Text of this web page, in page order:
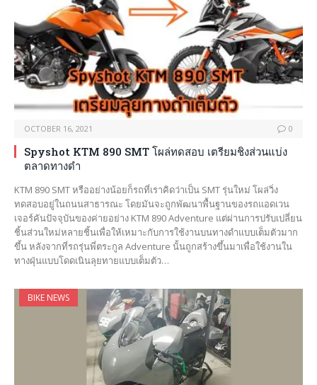
OCTOBER 16, 2021 0
Spyshot KTM 890 SMT โผล่ทดสอบ เตรียมชิงส่วนแบ่ง
ตลาดทางดำ
KTM 890 SMT หรืออย่างน้อยก็รถที่เราคิดว่าเป็น SMT รุ่นใหม่ โผล่วิ่ง
ทดสอบอยู่ในถนนสาธารณะ โดยมันจะถูกพัฒนาพื้นฐานของรถแอดเวน
เจอร์คันปัจจุบันของค่ายอย่าง KTM 890 Adventure แต่ผ่านการปรับเปลี่ยน
ชิ้นส่วนใหม่หลายชิ้นเพื่อให้เหมาะกับการใช้งานบนทางดำแบบเต็มตัวมาก
ขึ้น หลังจากที่รถรุ่นพี่ตระกูล Adventure นั้นถูกสร้างขึ้นมาเพื่อใช้งานใน
ทางฝุ่นแบบโดดเนินลุยทายแบบเต็มตัว…
BIKE NEWS